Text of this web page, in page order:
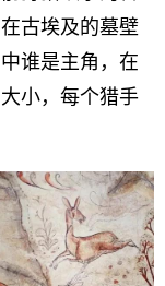
古埃及的墓壁
谁是主角，在
小，每个猎手